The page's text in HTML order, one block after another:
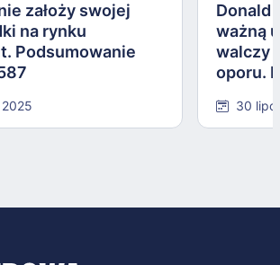
założy swojej
na rynku
Podsumowanie
Donald
ważną
walczy
oporu.
30